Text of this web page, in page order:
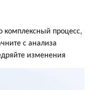
комплексный процесс,
с анализа
изменения